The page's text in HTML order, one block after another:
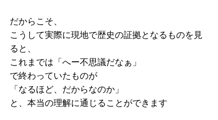
だからこそ、
こうして実際に現地で歴史の証拠となるものを見
ると、
これまでは「へー不思議だなぁ」
で終わっていたものが
「なるほど、だからなのか」
と、本当の理解に通じることができます